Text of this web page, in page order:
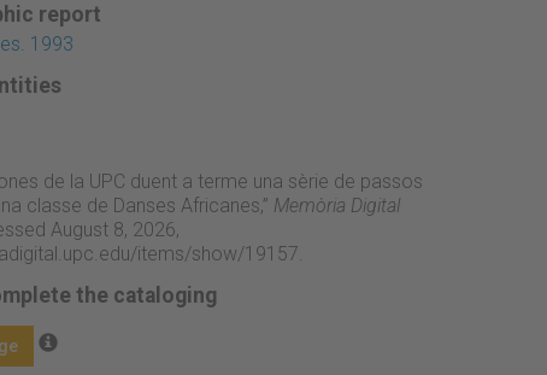
report
1993
de la UPC duent a terme una sèrie de passos
classe de Danses Africanes,” Memòria Digital
August 8, 2026,
items/show/19157
the cataloging